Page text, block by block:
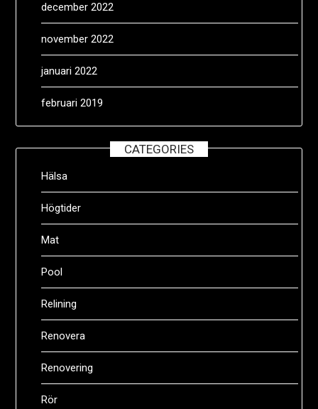
december 2022
november 2022
januari 2022
februari 2019
CATEGORIES
Hälsa
Högtider
Mat
Pool
Relining
Renovera
Renovering
Rör